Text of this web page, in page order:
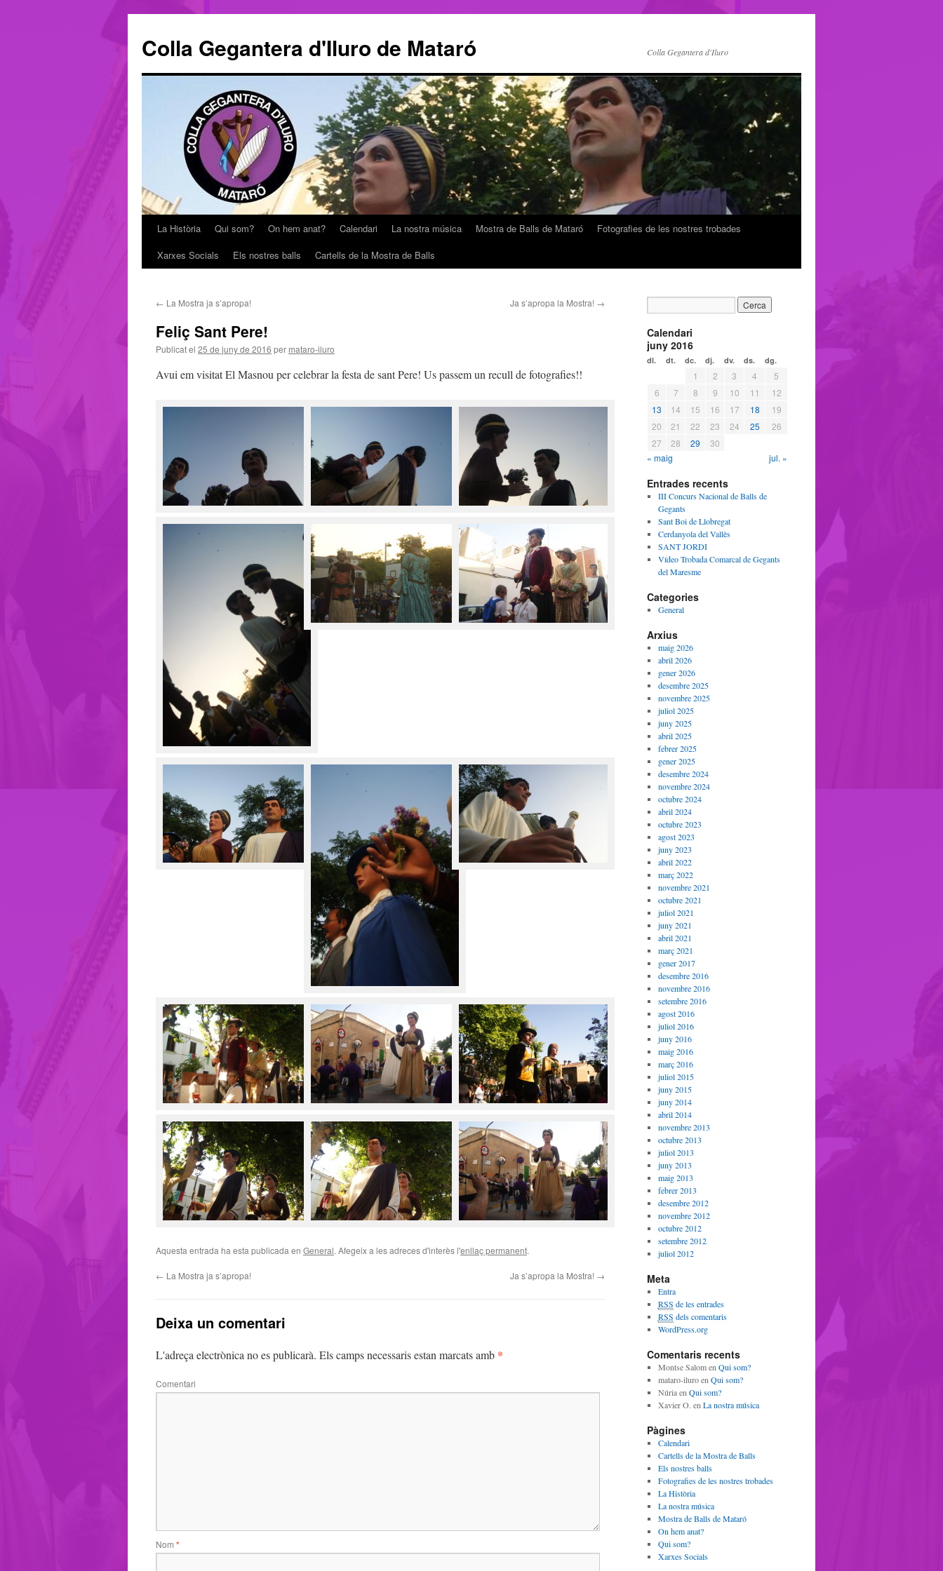
Colla Gegantera d'Iluro de Mataró Colla Gegantera d'Iluro
VésLa Història Qui som? On hem anat? Calendari La nostra música Mostra de Balls de Mataró
Fotografies de les nostres trobades
Xarxes Socials
Els nostres balls Cartells de la Mostra de Balls
← La Mostra ja s’apropa! Ja s’apropa la Mostra! →
Feliç Sant Pere!
Publicat el 25 de juny de 2016 per mataro-iluro
Avui em visitat El Masnou per celebrar la festa de sant Pere! Us passem un recull de fotografies!!
Aquesta entrada ha esta publicada en General. Afegeix a les adreces d'interès l'enllaç permanent.
← La Mostra ja s’apropa! Ja s’apropa la Mostra! →
Deixa un comentari
L'adreça electrònica no es publicarà. Els camps necessaris estan marcats amb *
Comentari
Nom *
Calendari
juny 2016
dl. dt. dc. dj. dv. ds. dg.
« maig jul. »
1 2 3 4
5
6
7 8 9 10 11
12
13
14 15 16 17 18
19
20
21 22 23 24 25
26
27
28 29 30
Entrades recents
III Concurs Nacional de Balls de
Gegants
Sant Boi de Llobregat
Cerdanyola del Vallès
SANT JORDI
Vídeo Trobada Comarcal de Gegants
del Maresme
Categories
General
Arxius
maig 2026
abril 2026
gener 2026
desembre 2025
novembre 2025
juliol 2025
juny 2025
abril 2025
febrer 2025
gener 2025
desembre 2024
novembre 2024
octubre 2024
abril 2024
octubre 2023
agost 2023
juny 2023
abril 2022
març 2022
novembre 2021
octubre 2021
juliol 2021
juny 2021
abril 2021
març 2021
gener 2017
desembre 2016
novembre 2016
setembre 2016
agost 2016
juliol 2016
juny 2016
maig 2016
març 2016
juliol 2015
juny 2015
juny 2014
abril 2014
novembre 2013
octubre 2013
juliol 2013
juny 2013
maig 2013
febrer 2013
desembre 2012
novembre 2012
octubre 2012
setembre 2012
juliol 2012
Meta
Entra
RSS de les entrades
RSS dels comentaris
WordPress.org
Comentaris recents
Montse Salomen Qui som?
mataro-iluroen Qui som?
Núriaen Qui som?
Xavier O. en La nostra música
Pàgines
Calendari
Cartells de la Mostra de Balls
Els nostres balls
Fotografies de les nostres trobades
La Història
La nostra música
Mostra de Balls de Mataró
On hem anat?
Qui som?
Xarxes Socials